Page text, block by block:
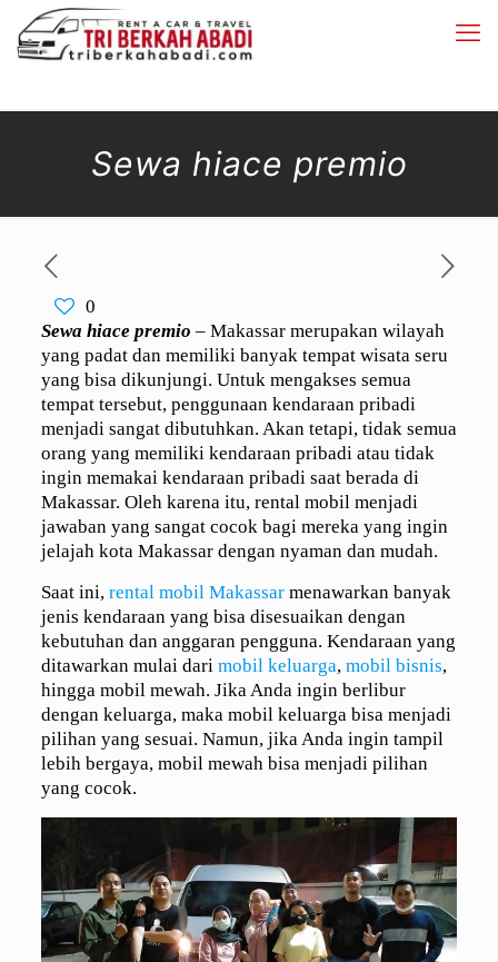
Sewa hiace premio
0
Sewa hiace premio – Makassar merupakan wilayah
yang padat dan memiliki banyak tempat wisata seru
yang bisa dikunjungi. Untuk mengakses semua
tempat tersebut, penggunaan kendaraan pribadi
menjadi sangat dibutuhkan. Akan tetapi, tidak semua
orang yang memiliki kendaraan pribadi atau tidak
ingin memakai kendaraan pribadi saat berada di
Makassar. Oleh karena itu, rental mobil menjadi
jawaban yang sangat cocok bagi mereka yang ingin
jelajah kota Makassar dengan nyaman dan mudah.
Saat ini, rental mobil Makassarmenawarkan banyak
jenis kendaraan yang bisa disesuaikan dengan
kebutuhan dan anggaran pengguna. Kendaraan yang
ditawarkan mulai dari mobil keluarga, mobil bisnis,
hingga mobil mewah. Jika Anda ingin berlibur
dengan keluarga, maka mobil keluarga bisa menjadi
pilihan yang sesuai. Namun, jika Anda ingin tampil
lebih bergaya, mobil mewah bisa menjadi pilihan
yang cocok.